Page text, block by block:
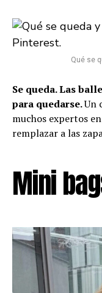
Qué se
Se queda. Las
para quedarse.Un
muchos expertos
remplazar a las
Mini